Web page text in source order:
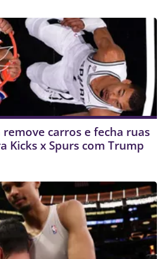
remove carros e fecha ruas
Kicks x Spurs com Trump